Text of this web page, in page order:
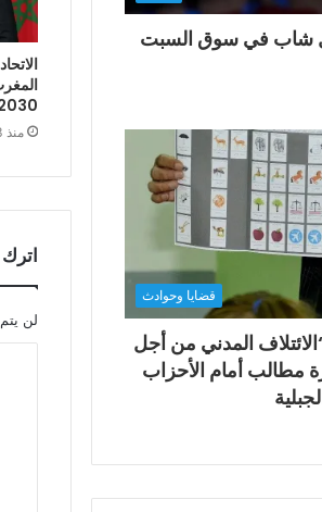
منذ 3 أيام
اترك
لن
شاب في سوق السبت
قضايا وحوادث
2026.. “الائتلاف المدني من أجل
مطالب أمام الأحزاب